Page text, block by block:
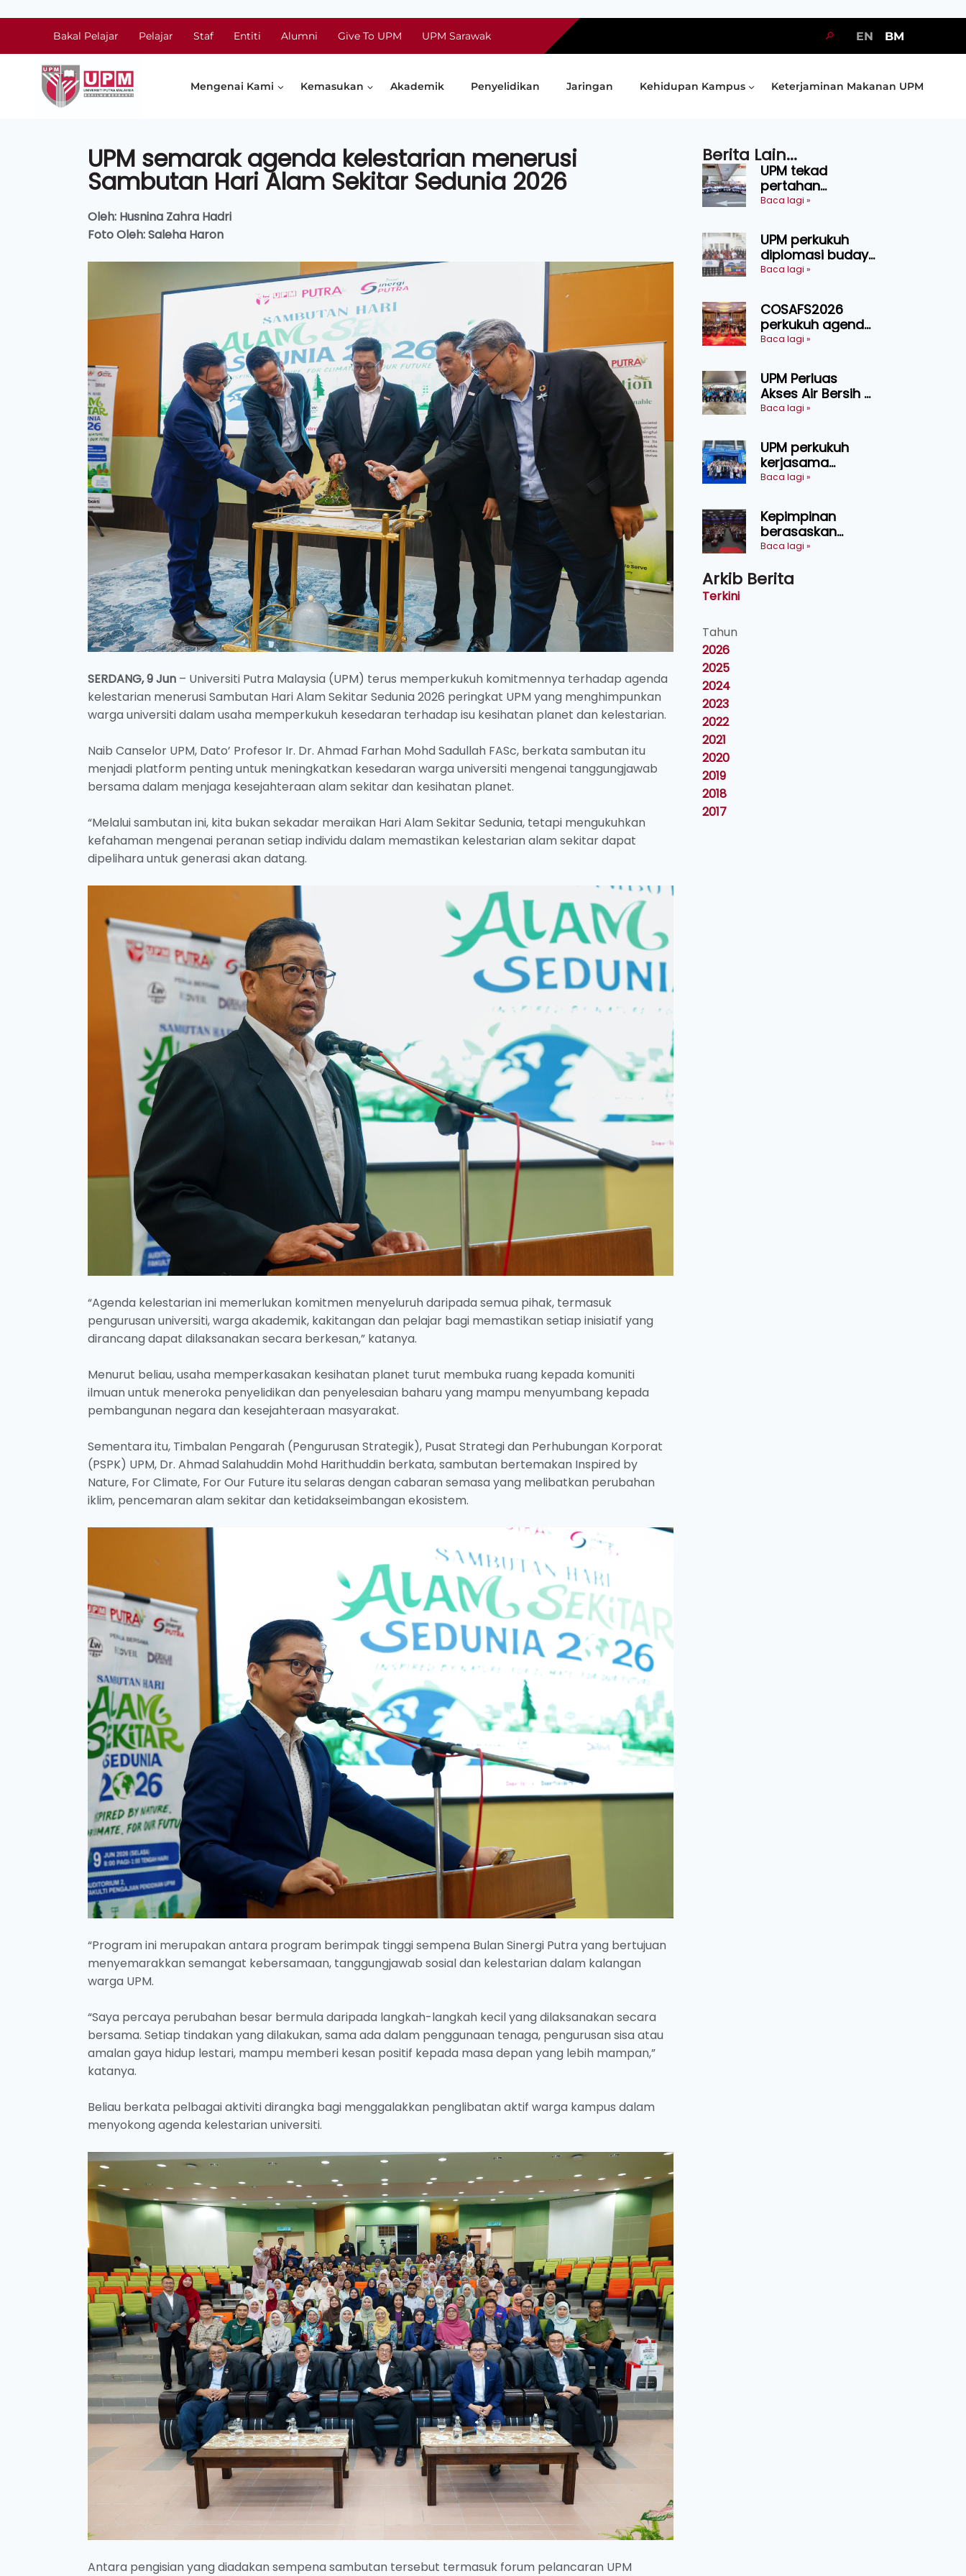
Bakal Pelajar Pelajar Staf Entiti Alumni Give To UPM UPM Sarawak 🔎 EN BM
Mengenai Kami Kemasukan Akademik Penyelidikan Jaringan Kehidupan Kampus Keterjaminan Makanan UPM
UPM semarak agenda kelestarian menerusi
Sambutan Hari Alam Sekitar Sedunia 2026
Oleh: Husnina Zahra Hadri
Foto Oleh: Saleha Haron
SERDANG, 9 Jun – Universiti Putra Malaysia (UPM) terus memperkukuh komitmennya terhadap agenda
kelestarian menerusi Sambutan Hari Alam Sekitar Sedunia 2026 peringkat UPM yang menghimpunkan
warga universiti dalam usaha memperkukuh kesedaran terhadap isu kesihatan planet dan kelestarian.
Naib Canselor UPM, Dato’ Profesor Ir. Dr. Ahmad Farhan Mohd Sadullah FASc, berkata sambutan itu
menjadi platform penting untuk meningkatkan kesedaran warga universiti mengenai tanggungjawab
bersama dalam menjaga kesejahteraan alam sekitar dan kesihatan planet.
“Melalui sambutan ini, kita bukan sekadar meraikan Hari Alam Sekitar Sedunia, tetapi mengukuhkan
kefahaman mengenai peranan setiap individu dalam memastikan kelestarian alam sekitar dapat
dipelihara untuk generasi akan datang.
“Agenda kelestarian ini memerlukan komitmen menyeluruh daripada semua pihak, termasuk
pengurusan universiti, warga akademik, kakitangan dan pelajar bagi memastikan setiap inisiatif yang
dirancang dapat dilaksanakan secara berkesan,” katanya.
Menurut beliau, usaha memperkasakan kesihatan planet turut membuka ruang kepada komuniti
ilmuan untuk meneroka penyelidikan dan penyelesaian baharu yang mampu menyumbang kepada
pembangunan negara dan kesejahteraan masyarakat.
Sementara itu, Timbalan Pengarah (Pengurusan Strategik), Pusat Strategi dan Perhubungan Korporat
(PSPK) UPM, Dr. Ahmad Salahuddin Mohd Harithuddin berkata, sambutan bertemakan Inspired by
Nature, For Climate, For Our Future itu selaras dengan cabaran semasa yang melibatkan perubahan
iklim, pencemaran alam sekitar dan ketidakseimbangan ekosistem.
“Program ini merupakan antara program berimpak tinggi sempena Bulan Sinergi Putra yang bertujuan
menyemarakkan semangat kebersamaan, tanggungjawab sosial dan kelestarian dalam kalangan
warga UPM.
“Saya percaya perubahan besar bermula daripada langkah-langkah kecil yang dilaksanakan secara
bersama. Setiap tindakan yang dilakukan, sama ada dalam penggunaan tenaga, pengurusan sisa atau
amalan gaya hidup lestari, mampu memberi kesan positif kepada masa depan yang lebih mampan,”
katanya.
Beliau berkata pelbagai aktiviti dirangka bagi menggalakkan penglibatan aktif warga kampus dalam
menyokong agenda kelestarian universiti.
Antara pengisian yang diadakan sempena sambutan tersebut termasuk forum pelancaran UPM
Berita Lain...
UPM tekad
pertahan
kejuaraan SUKUM
pingat emas
Baca lagi »
UPM perkukuh
diplomasi budaya
Malaysia-
Narasi Nusantara
Baca lagi »
COSAFS2026
perkukuh agenda
keselamatan
AgriHub pacu
transformasi
pertanian
Sarawak
Baca lagi »
UPM Perluas
Akses Air Bersih di
31 Kediaman
Chini
Baca lagi »
UPM perkukuh
kerjasama
pendidikan pintar
lawatan rasmi ke
China
Baca lagi »
Kepimpinan
berasaskan
kepercayaan
kecemerlangan
Baca lagi »
Arkib Berita
Terkini
Tahun
2026
2025
2024
2023
2022
2021
2020
2019
2018
2017